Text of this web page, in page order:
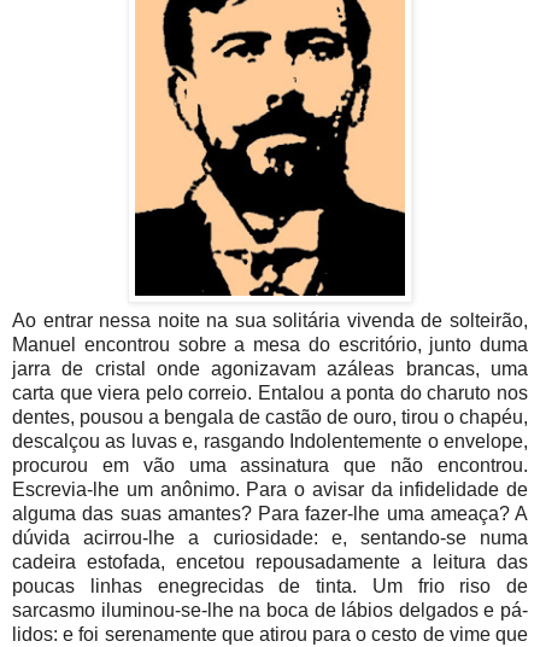
Ao entrar nessa noite na sua solitária vivenda de solteirão,
Manuel encontrou sobre a mesa do escritório, junto duma
jarra de cristal ondeagonizavam azáleas brancas, uma
carta que viera pelo correio. Entalou a ponta do charuto nos
dentes, pousou a bengala de castão de ouro, tirou o chapéu,
descalçou as luvas e, rasgando Indolentemente o envelope,
procurou em vão uma assinatura que não encontrou.
Escrevia-lhe um anônimo. Para o avisar da infidelidade de
alguma das suas amantes? Para fazer-lhe uma ameaça? A
dúvida acirrou-lhe a curiosidade: e, sentando-se numa
cadeira estofada, encetou repousadamente a leitura das
poucas linhas enegrecidas de tinta. Um frio riso de
sarcasmo iluminou-se-lhe na boca de lábios delgados e pá-
lidos: e foi serenamente que atirou para o cesto de vime que